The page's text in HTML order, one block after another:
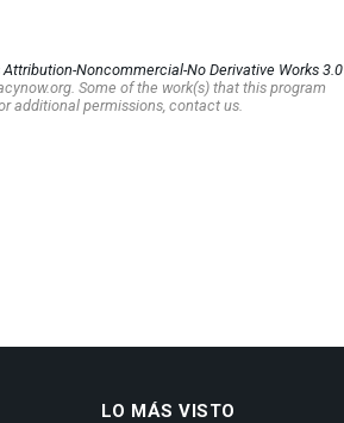
Noncommercial-No Derivative Works 3.0
Some of the work(s) that this program
additional permissions, contact us.
LO MÁS VISTO